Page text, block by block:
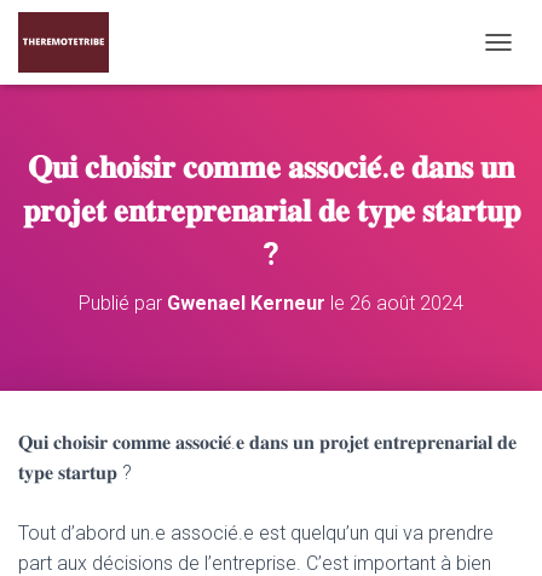
É
E
L
O
𝐐𝐮𝐢 𝐜𝐡𝐨𝐢𝐬𝐢𝐫 𝐜𝐨𝐦𝐦𝐞 𝐚𝐬𝐬𝐨𝐜𝐢𝐞́.𝐞 𝐝𝐚𝐧𝐬 𝐮𝐧
𝐩𝐫𝐨𝐣𝐞𝐭 𝐞𝐧𝐭𝐫𝐞𝐩𝐫𝐞𝐧𝐚𝐫𝐢𝐚𝐥 𝐝𝐞 𝐭𝐲𝐩𝐞 𝐬𝐭𝐚𝐫𝐭𝐮𝐩
?
Publié par Gwenael Kerneur le 26 août 2024
𝐐𝐮𝐢 𝐜𝐡𝐨𝐢𝐬𝐢𝐫 𝐜𝐨𝐦𝐦𝐞 𝐚𝐬𝐬𝐨𝐜𝐢𝐞́.𝐞 𝐝𝐚𝐧𝐬 𝐮𝐧 𝐩𝐫𝐨𝐣𝐞𝐭 𝐞𝐧𝐭𝐫𝐞𝐩𝐫𝐞𝐧𝐚𝐫𝐢𝐚𝐥 𝐝𝐞
𝐭𝐲𝐩𝐞 𝐬𝐭𝐚𝐫𝐭𝐮𝐩 ?
Tout d’abord un.e associé.e est quelqu’un qui va prendre
part aux décisions de l’entreprise. C’est important à bien